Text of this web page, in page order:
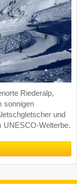
Riederalp,
sonnigen
und
UNESCO-Welterbe.